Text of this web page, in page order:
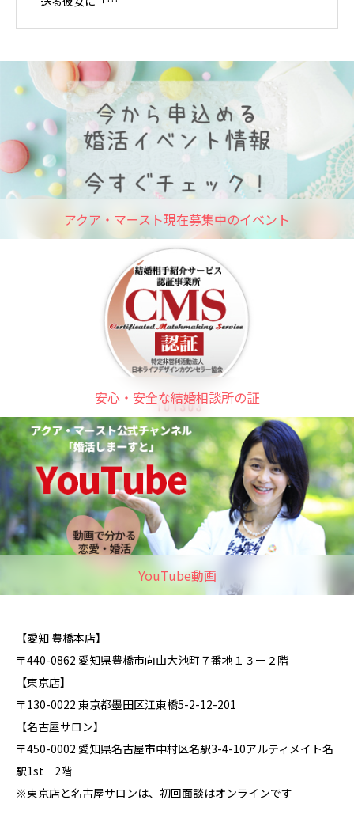
アクア・マースト現在募集中のイベント
安心・安全な結婚相談所の証
YouTube動画
【愛知 豊橋本店】
〒440-0862 愛知県豊橋市向山大池町７番地１３ー２階
【東京店】
〒130-0022 東京都墨田区江東橋5-2-12-201
【名古屋サロン】
〒450-0002 愛知県名古屋市中村区名駅3-4-10アルティメイト名
駅1st 2階
※東京店と名古屋サロンは、初回面談はオンラインです